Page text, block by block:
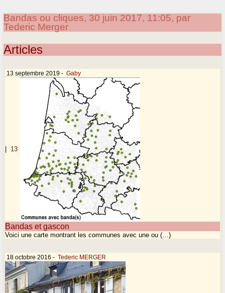
Bandas ou cliques, 30 juin 2017, 11:05, par
Tederic Merger
Articles
13 septembre 2019 - Gaby
13
Bandas et gascon
Voici une carte montrant les communes avec une ou (…)
18 octobre 2016 - Tederic MERGER